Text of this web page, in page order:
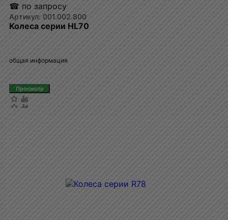
☎ по запросу
001.002.800
Колеса серии HL70
общая информация